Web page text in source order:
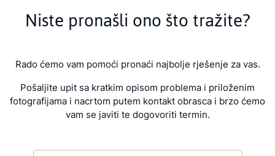
Niste pronašli ono što tražite?
Rado ćemo vam pomoći pronaći najbolje rješenje za vas.
Pošaljite upit sa kratkim opisom problema i priloženim
fotografijama i nacrtom putem kontakt obrasca i brzo ćemo
vam se javiti te dogovoriti termin.